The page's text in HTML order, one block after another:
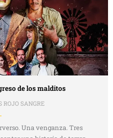
de los malditos
ROJO SANGRE
Una venganza. Tres